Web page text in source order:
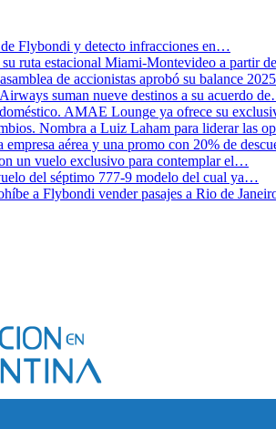
Flybondi y detecto infracciones en…
ruta estacional Miami-Montevideo a partir
de accionistas aprobó su balance
suman nueve destinos a su acuerdo
AMAE Lounge ya ofrece su
Nombra a Luiz Laham para liderar las
empresa aérea y una promo con 20% de
un vuelo exclusivo para contemplar el…
del séptimo 777-9 modelo del cual ya…
a Flybondi vender pasajes a Rio de